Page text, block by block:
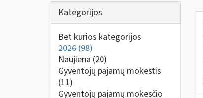
Kategorijos
Bet kurios kategorijos
2026 (98)
Naujiena (20)
Gyventojų pajamų mokestis
(11)
Gyventojų pajamų mokesčio